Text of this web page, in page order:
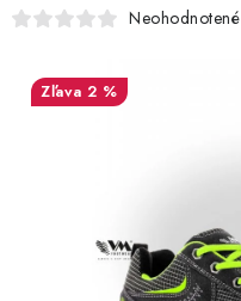
IMPREGNÁCIA A
BEZPEČNOSTNÉ NORMY
Neohodnotené
2 %